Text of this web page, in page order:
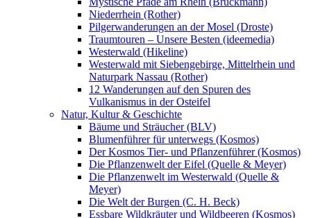
Niederrhein (Rother)
Pilgerwanderungen an der Mosel (Droste)
Traumtouren – Unsere Besten (ideemedia)
Westerwald (Hikeline)
Westerwald mit Siebengebirge, Mittelrhein und
Naturpark Nassau (Rother)
12 Wanderungen auf den Spuren des
Vulkanismus in der Osteifel
Natur, Kultur & Geschichte
Bäume und Sträucher (BLV)
Blumenführer für unterwegs (Kosmos)
Der Kosmos Tier- und Pflanzenführer (Kosmos)
Die Pflanzenwelt der Eifel (Quelle & Meyer)
Die Pflanzenwelt im Westerwald (Quelle &
Meyer)
Die Welt der Burgen (C. H. Beck)
Essbare Wildkräuter und Wildbeeren (Kosmos)